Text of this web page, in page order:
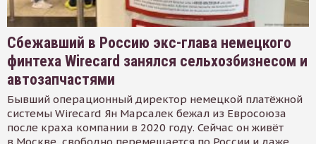
Сбежавший в Россию экс-глава немецкого
финтеха Wirecard занялся сельхозбизнесом и
автозапчастями
Бывший операционный директор немецкой платёжной
системы Wirecard Ян Марсалек бежал из Евросоюза
после краха компании в 2020 году. Сейчас он живёт